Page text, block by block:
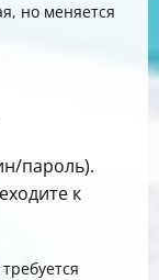
но меняется
пароль).
к